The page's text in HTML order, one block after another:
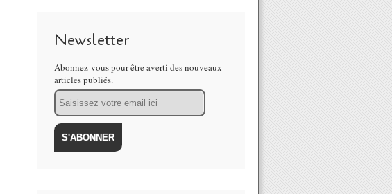
Newsletter
Abonnez-vous pour être averti des nouveaux
articles publiés.
Email